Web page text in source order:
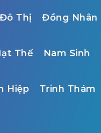
Đô Thị Đồng Nhân
Thế Nam Sinh
Hiệp Trinh Thám